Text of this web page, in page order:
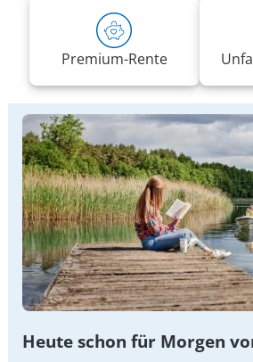
Premium-Rente
Heute schon für Morgen